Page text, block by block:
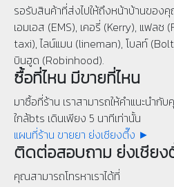
รอรับสินค้าที่ส่งไปให้ถึงหน้าบ้านของ
เอมเอส (EMS), เคอรี่ (Kerry), แฟลช
taxi), ไลน์แมน (lineman), โบลท์
บินฮูด (Robinhood).
ซื้อที่ไหน มีขายที่ไหน
มาซื้อที่ร้าน เราสามารถให้คำแนะนำกั
ใกล้bts เดินเพียง 5 นาทีเท่านั้น
แผนที่ร้าน ขายยา ย่งเชียงตึ๊ง ►
ติดต่อสอบถาม ย่งเชียง
คุณสามารถโทรหาเราได้ที่